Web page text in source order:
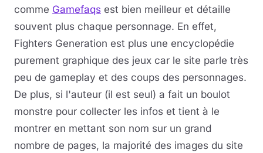
comme Gamefaqs est bien meilleur et détaille
souvent plus chaque personnage. En effet,
Fighters Generation est plus une encyclopédie
purement graphique des jeux car le site parle très
peu de gameplay et des coups des personnages.
De plus, si l'auteur (il est seul) a fait un boulot
monstre pour collecter les infos et tient à le
montrer en mettant son nom sur un grand
nombre de pages, la majorité des images du site